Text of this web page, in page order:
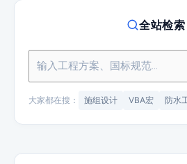
全站检索
大家都在搜： 施组设计 VBA宏 防水